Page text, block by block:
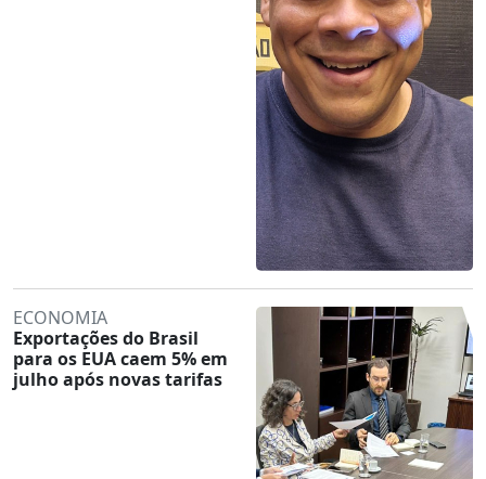
ECONOMIA
Exportações do Brasil
para os EUA caem 5% em
julho após novas tarifas